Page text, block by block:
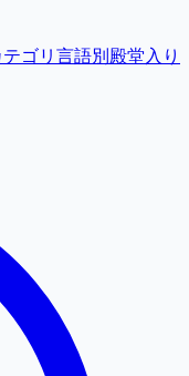
テゴリ 言語別殿堂入り